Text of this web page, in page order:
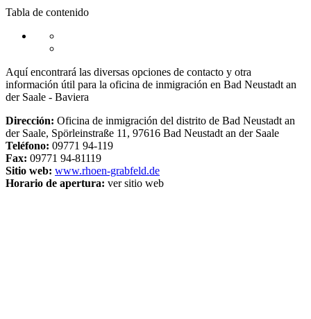
Tabla de contenido
Aquí encontrará las diversas opciones de contacto y otra
información útil para la oficina de inmigración en Bad Neustadt an
der Saale - Baviera
Dirección: Oficina de inmigración del distrito de Bad Neustadt an
der Saale, Spörleinstraße 11, 97616 Bad Neustadt an der Saale
Teléfono: 09771 94-119
Fax: 09771 94-81119
Sitio web: www.rhoen-grabfeld.de
Horario de apertura: ver sitio web